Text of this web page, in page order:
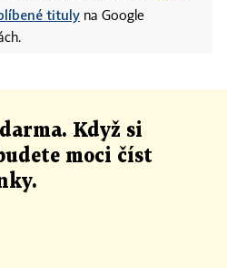
tituly na Google
Když si
moci číst
.